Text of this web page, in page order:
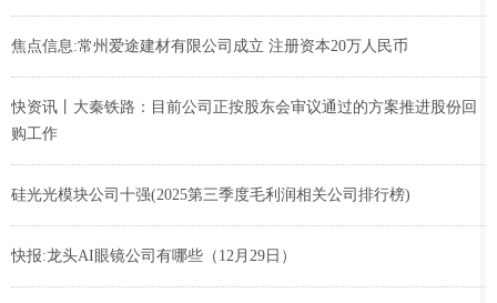
焦点信息:常州爱途建材有限公司成立 注册资本20万人民币
快资讯丨大秦铁路：目前公司正按股东会审议通过的方案推进股份回
购工作
硅光光模块公司十强(2025第三季度毛利润相关公司排行榜)
快报:龙头AI眼镜公司有哪些（12月29日）